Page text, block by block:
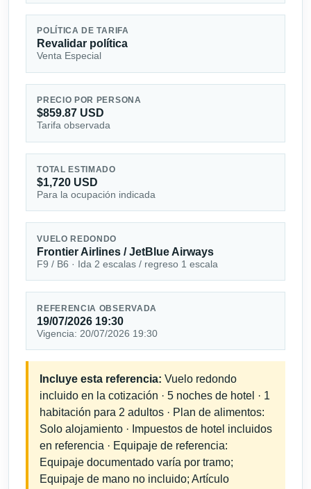
POLÍTICA DE TARIFA
Revalidar política
Venta Especial
PRECIO POR PERSONA
$859.87 USD
Tarifa observada
TOTAL ESTIMADO
$1,720 USD
Para la ocupación indicada
VUELO REDONDO
Frontier Airlines / JetBlue Airways
F9 / B6 · Ida 2 escalas / regreso 1 escala
REFERENCIA OBSERVADA
19/07/2026 19:30
Vigencia: 20/07/2026 19:30
Incluye esta referencia: Vuelo redondo
incluido en la cotización · 5 noches de hotel · 1
habitación para 2 adultos · Plan de alimentos:
Solo alojamiento · Impuestos de hotel incluidos
en referencia · Equipaje de referencia:
Equipaje documentado varía por tramo;
Equipaje de mano no incluido; Artículo